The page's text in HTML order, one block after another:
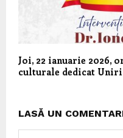
Joi, 22 ianuarie 2026,
culturale dedicat
LASĂ UN